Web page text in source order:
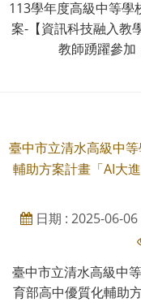
113學年度高級中等學
案-【資訊科技融入教
教師踴躍參加
臺中市立清水高級中
輔助方案計畫「AI大
日期 : 2025-06-06
臺中市立清水高級中
育部高中優質化輔助